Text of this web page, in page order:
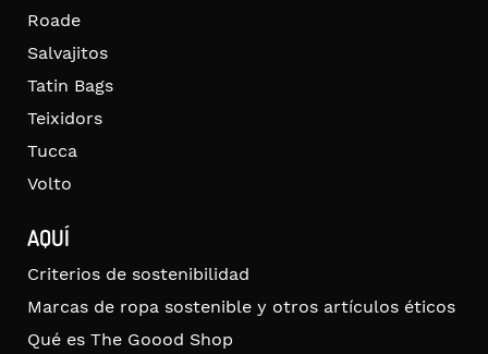
Roade
Salvajitos
Tatin Bags
Teixidors
Tucca
Volto
AQUÍ
Criterios de sostenibilidad
Marcas de ropa sostenible y otros artículos éticos
Qué es The Goood Shop